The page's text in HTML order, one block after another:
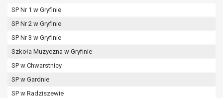
SP Nr 1 w Gryfinie
SP Nr 2 w Gryfinie
SP Nr 3 w Gryfinie
Szkoła Muzyczna w Gryfinie
SP w Chwarstnicy
SP w Gardnie
SP w Radziszewie